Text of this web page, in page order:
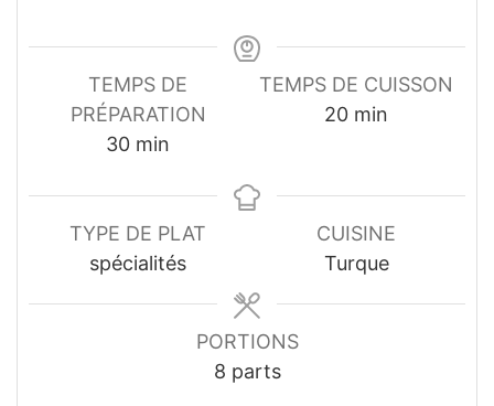
TEMPS DE
PRÉPARATION
30minutes
min
TEMPS DE CUISSON
20minutes
min
TYPE DE PLAT
spécialités
CUISINE
Turque
PORTIONS
8 parts